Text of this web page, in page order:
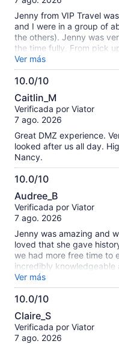
Jenny from VIP Travel
and I were in a group of
the others). Jenny was
the time fully. From pick
background and
that set the scene for the
noticed at stops with
preferred about Jenny,
bus, via the large TV
stop ready to focus on
sites, it was a unique
included a 30 min
Korean defector who
extremely insightful and
Seoul City Hall station at
with temperatures
99 deg F, the tour bus
excellent window tinting
sun. Highly
heartbeat. Jenny’s love
with her family links to
options prior to booking
Booked through Viator.
Ver más
10.0/10
10.0
de
10
Caitlin_M
Verificada por Viator
7 ago. 2026
Great DMZ experience.
looked after us all day.
Nancy.
10.0/10
10.0
de
10
Audree_B
Verificada por Viator
7 ago. 2026
Jenny was amazing and
loved that she gave
we had more free time to
incredibly knowledgeable
We hope one day the JSA
come back and do
Ver más
10.0/10
10.0
de
10
Claire_S
Verificada por Viator
7 ago. 2026